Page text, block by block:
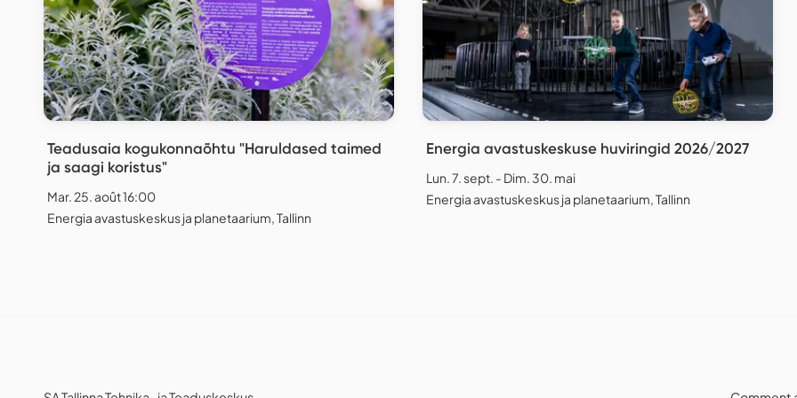
Teadusaia kogukonnaõhtu "Haruldased taimed
ja saagi koristus"
Mar. 25. août 16:00
Energia avastuskeskus ja planetaarium, Tallinn
Energia avastuskeskuse huviringid 2026/2027
Lun. 7. sept. - Dim. 30. mai
Energia avastuskeskus ja planetaarium, Tallinn